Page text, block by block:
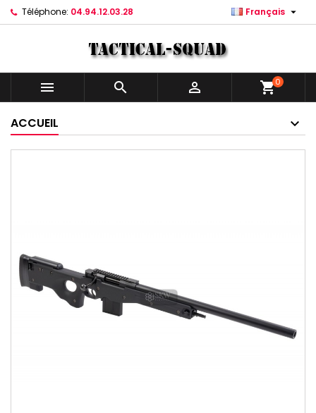
Téléphone: 04.94.12.03.28 Français 
   shopping_cart0
ACCUEIL